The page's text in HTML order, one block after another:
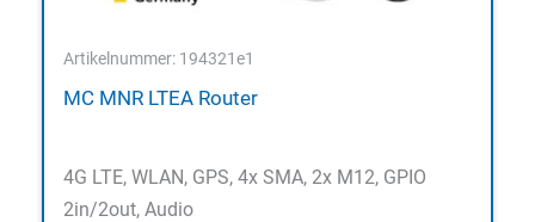
Artikelnummer: 194321e1
MC MNR LTEA Router
4G LTE, WLAN, GPS, 4x SMA, 2x M12, GPIO
2in/2out, Audio